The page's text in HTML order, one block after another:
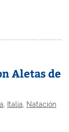
Aletas de
Italia
Natación